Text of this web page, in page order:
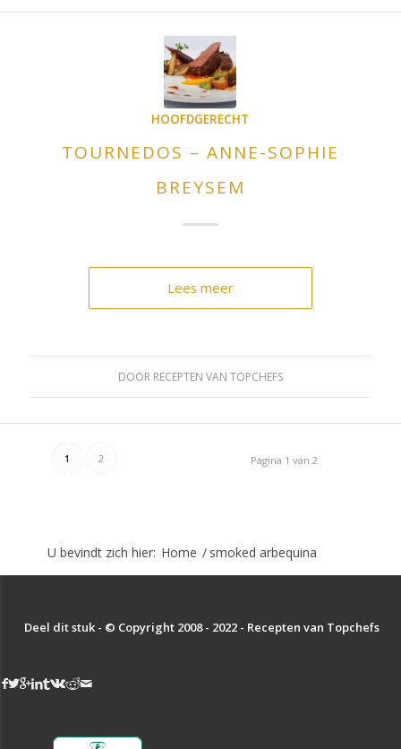
HOOFDGERECHT
TOURNEDOS – ANNE-SOPHIE
BREYSEM
Lees meer
DOOR RECEPTEN VAN TOPCHEFS
Pagina 1 van 2
1 2
U bevindt zich hier: Home / smoked arbequina
Deel dit stuk - © Copyright 2008 - 2022 - Recepten van Topchefs